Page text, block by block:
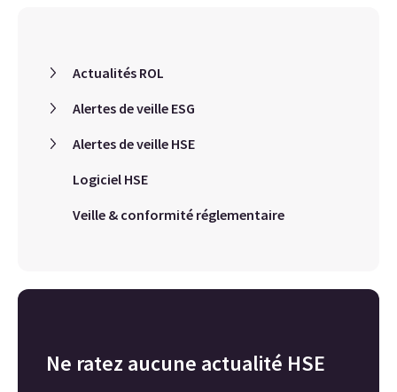
Actualités ROL
Alertes de veille ESG
Alertes de veille HSE
Logiciel HSE
Veille & conformité réglementaire
Ne ratez aucune actualité HSE